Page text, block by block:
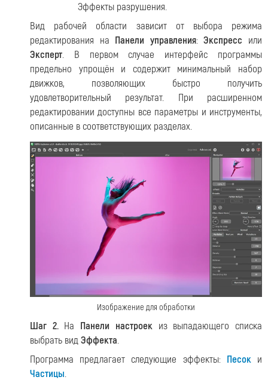
Эффекты разрушения.
Вид рабочей области зависит от выбора режима
редактирования на Панели управления:Экспресс или
Эксперт. В первом случае интерфейс программы
предельно упрощён и содержит минимальный набор
движков, позволяющих быстро получить
удовлетворительный результат. При расширенном
редактировании доступны все параметры и инструменты,
описанные в соответствующих разделах.
Изображение для обработки
Шаг 2.На Панели настроекиз выпадающего списка
выбрать видЭффекта.
Программа предлагает следующие эффекты: Песоки
Частицы.